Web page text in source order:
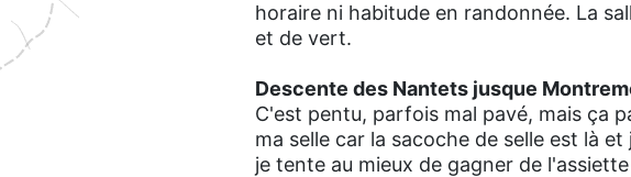
horaire ni habitude en randonnée. La
et de vert.
Descente des Nantets jusque
C'est pentu, parfois mal pavé, mais ça
ma selle car la sacoche de selle est là
je tente au mieux de gagner de